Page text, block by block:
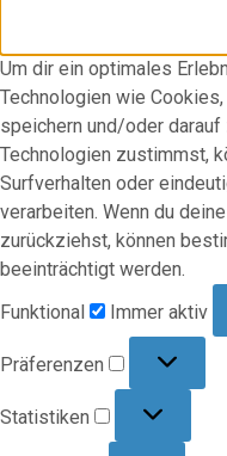
Um dir ein optimales
Technologien wie
speichern und/oder
Technologien zustimmst,
Surfverhalten oder
verarbeiten. Wenn du
zurückziehst, können
beeinträchtigt werden.
Funktional
Immer aktiv
Präferenzen
Statistiken